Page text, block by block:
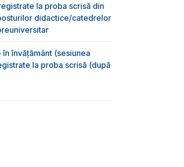
la proba scrisă din
didactice/catedrelor
învățământ (sesiunea
la proba scrisă (după